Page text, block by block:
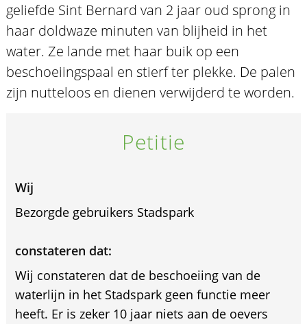
geliefde Sint Bernard van 2 jaar oud sprong in
haar doldwaze minuten van blijheid in het
water. Ze lande met haar buik op een
beschoeiingspaal en stierf ter plekke. De palen
zijn nutteloos en dienen verwijderd te worden.
Petitie
Wij
Bezorgde gebruikers Stadspark
constateren dat:
Wij constateren dat de beschoeiing van de
waterlijn in het Stadspark geen functie meer
heeft. Er is zeker 10 jaar niets aan de oevers